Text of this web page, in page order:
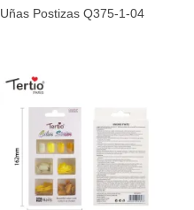
Uñas Postizas Q375-1-04